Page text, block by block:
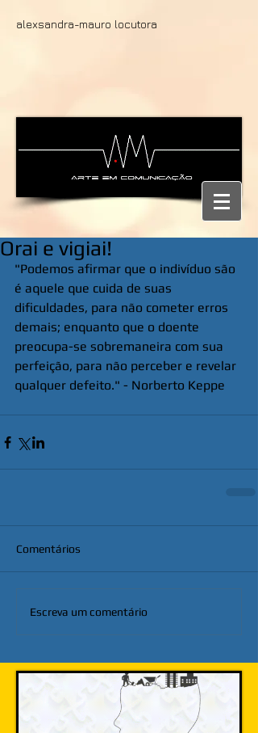
alexsandra-mauro locutora
Orai e vigiai!
"Podemos afirmar que o indivíduo são
é aquele que cuida de suas
dificuldades, para não cometer erros
demais; enquanto que o doente
preocupa-se sobremaneira com sua
perfeição, para não perceber e revelar
qualquer defeito." - Norberto Keppe
Comentários
Escreva um comentário